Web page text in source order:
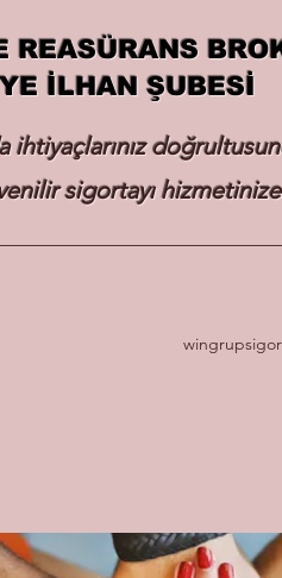
REASÜRANS
İLHAN ŞUBESİ
ihtiyaçlarınız
sigortayı